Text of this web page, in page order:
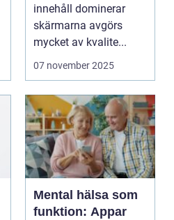
innehåll dominerar
skärmarna avgörs
mycket av kvalite...
07 november 2025
Mental hälsa som
funktion: Appar